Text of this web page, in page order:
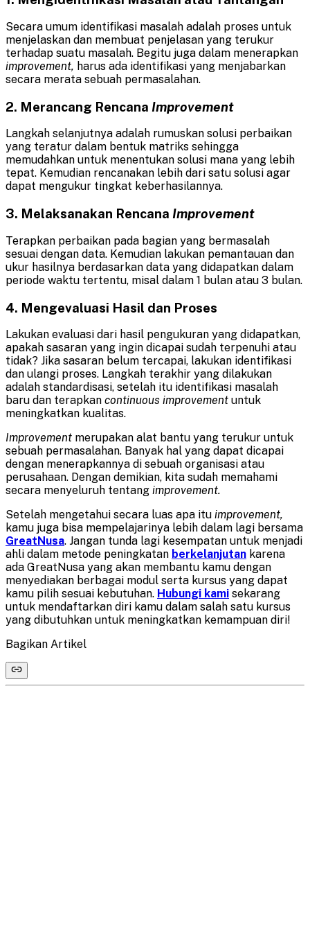
Secara umum identifikasi masalah adalah proses untuk
menjelaskan dan membuat penjelasan yang terukur
terhadap suatu masalah. Begitu juga dalam menerapkan
improvement, harus ada identifikasi yang menjabarkan
secara merata sebuah permasalahan.
2. Merancang Rencana Improvement
Langkah selanjutnya adalah rumuskan solusi perbaikan
yang teratur dalam bentuk matriks sehingga
memudahkan untuk menentukan solusi mana yang lebih
tepat. Kemudian rencanakan lebih dari satu solusi agar
dapat mengukur tingkat keberhasilannya.
3. Melaksanakan Rencana Improvement
Terapkan perbaikan pada bagian yang bermasalah
sesuai dengan data. Kemudian lakukan pemantauan dan
ukur hasilnya berdasarkan data yang didapatkan dalam
periode waktu tertentu, misal dalam 1 bulan atau 3 bulan.
4. Mengevaluasi Hasil dan Proses
Lakukan evaluasi dari hasil pengukuran yang didapatkan,
apakah sasaran yang ingin dicapai sudah terpenuhi atau
tidak? Jika sasaran belum tercapai, lakukan identifikasi
dan ulangi proses. Langkah terakhir yang dilakukan
adalah standardisasi, setelah itu identifikasi masalah
baru dan terapkan continuous improvement untuk
meningkatkan kualitas.
Improvement merupakan alat bantu yang terukur untuk
sebuah permasalahan. Banyak hal yang dapat dicapai
dengan menerapkannya di sebuah organisasi atau
perusahaan. Dengan demikian, kita sudah memahami
secara menyeluruh tentang improvement.
Setelah mengetahui secara luas apa itu improvement,
kamu juga bisa mempelajarinya lebih dalam lagi bersama
GreatNusa. Jangan tunda lagi kesempatan untuk menjadi
ahli dalam metode peningkatan berkelanjutan karena
ada GreatNusa yang akan membantu kamu dengan
menyediakan berbagai modul serta kursus yang dapat
kamu pilih sesuai kebutuhan. Hubungi kami sekarang
untuk mendaftarkan diri kamu dalam salah satu kursus
yang dibutuhkan untuk meningkatkan kemampuan diri!
Bagikan Artikel